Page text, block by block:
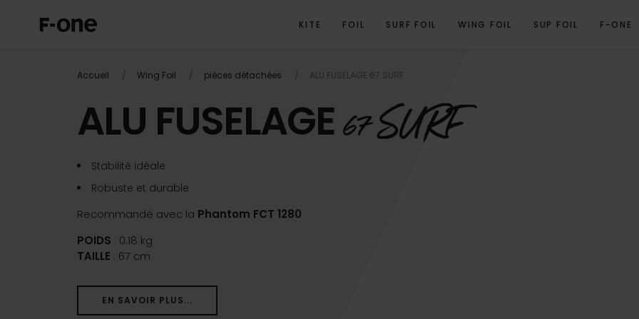
KITE FOIL SURF FOIL WING FOIL SUP FOIL F-ONE
Accueil Wing Foil pièces détachées ALU FUSELAGE 67 SURF
OVERVIEW SPÉCIFICATIONS TECHNIQUES PRODUITS ASSOCIÉS
ALU FUSELAGE67 SURF
Stabilité idéale
Robuste et durable
Recommandé avec la Phantom FCT 1280
POIDS : 0.18 kg
TAILLE : 67 cm
EN SAVOIR PLUS...